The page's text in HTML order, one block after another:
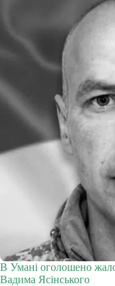
В Умані оголошено
Вадима Ясінського